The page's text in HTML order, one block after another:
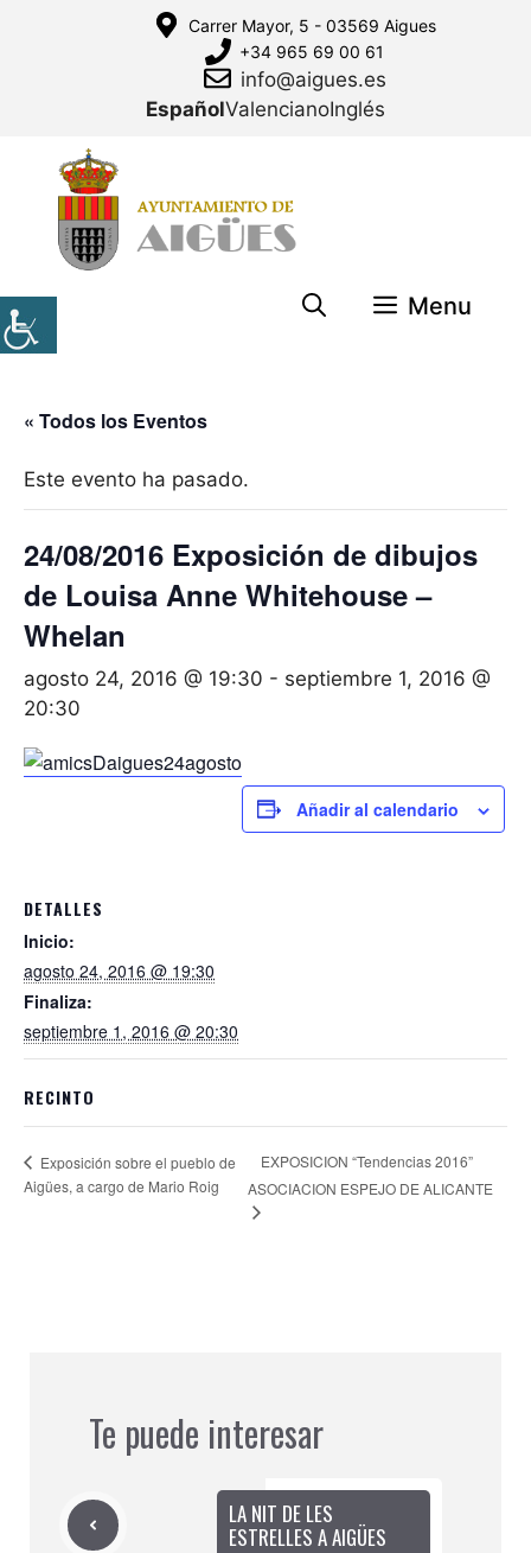
Carrer Mayor, 5 - 03569 Aigues
+34 965 69 00 61
info@aigues.es
EspañolValencianoInglés
Menu
« Todos los Eventos
Este evento ha pasado.
24/08/2016 Exposición de dibujos
de Louisa Anne Whitehouse –
Whelan
agosto 24, 2016 @ 19:30 - septiembre 1, 2016 @
20:30
Añadir al calendario
DETALLES
Inicio:
agosto 24, 2016 @ 19:30
Finaliza:
septiembre 1, 2016 @ 20:30
RECINTO
Exposición sobre el pueblo de
Aigües, a cargo de Mario Roig
EXPOSICION “Tendencias 2016”
ASOCIACION ESPEJO DE ALICANTE
Te puede interesar
LA NIT DE LES
ESTRELLES A AIGÜES